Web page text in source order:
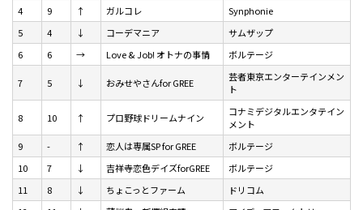
4
9 ↑ ガルコレ
Synphonie
5
4 ↓ コーデマニア
サムザップ
6
6 → Love & Job! オトナの事情 ボルテージ
7 5 ↓ おみせやさんfor GREE
芸者東京エンターテインメン
ト
8 10 ↑ プロ野球ドリームナイン
コナミデジタルエンタテイン
メント
9
- ↑ 恋人は専属SP for GREE
ボルテージ
10
7 ↓ 吉祥寺恋色デイズforGREE
ボルテージ
11
8 ↓ ちょこっとファーム
ドリコム